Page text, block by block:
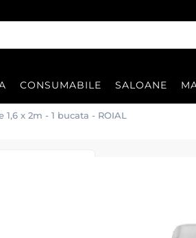
CONSUMABILE SALOANE
x 2m - 1 bucata - ROIAL